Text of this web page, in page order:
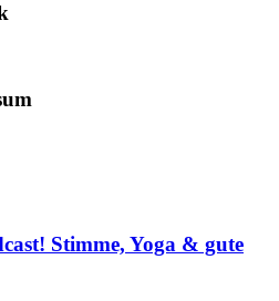
Stimme, Yoga & gute